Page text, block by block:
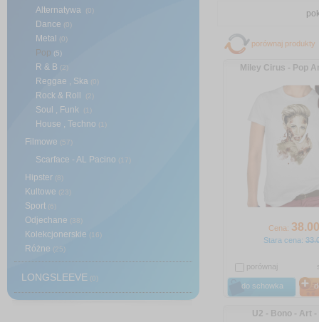
Alternatywa (0)
Dance (0)
Metal (0)
Pop (5)
R & B (2)
Reggae , Ska (0)
Rock & Roll (2)
Soul , Funk (1)
House , Techno (1)
Filmowe (57)
Scarface - AL Pacino (17)
Hipster (8)
Kultowe (23)
Sport (6)
Odjechane (38)
Kolekcjonerskie (16)
Różne (25)
LONGSLEEVE (0)
porównaj produkty
Miley Cirus - Pop
Cena: 38.00
Stara cena:
porównaj
do schowka
U2 - Bono - Art -